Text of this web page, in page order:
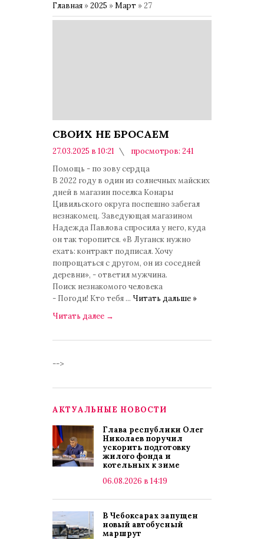
Главная »2025 »Март »27
СВОИХ НЕ БРОСАЕМ
27.03.2025 в 10:21
просмотров: 241
Помощь - по зову сердца
В 2022 году в один из солнечных майских
дней в магазин поселка Конары
Цивильского округа поспешно забегал
незнакомец. Заведующая магазином
Надежда Павлова спросила у него, куда
он так торопится. «В Луганск нужно
ехать: контракт подписал. Хочу
попрощаться с другом, он из соседней
деревни», - ответил мужчина.
Поиск незнакомого человека
- Погоди! Кто тебя ... Читать дальше »
Читать далее →
-->
АКТУАЛЬНЫЕ НОВОСТИ
Глава республики Олег
Николаев поручил
ускорить подготовку
жилого фонда и
котельных к зиме
06.08.2026 в 14:19
В Чебоксарах запущен
новый автобусный
маршрут